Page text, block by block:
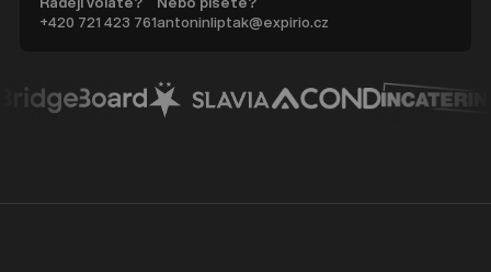
+420 ‭721 423 761antoninliptak@expirio.cz